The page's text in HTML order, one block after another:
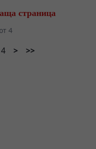
страница
4
4 > >>